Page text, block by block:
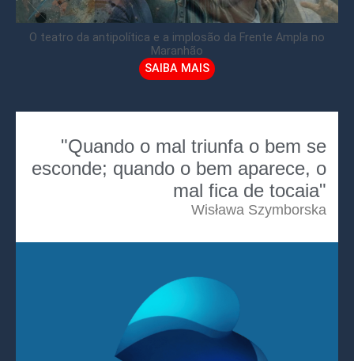
O teatro da antipolítica e a implosão da Frente Ampla no
Maranhão
SAIBA MAIS
"Quando o mal triunfa o bem se
esconde; quando o bem aparece, o
mal fica de tocaia"
Wisława Szymborska